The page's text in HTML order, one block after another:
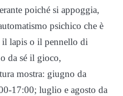
poiché si appoggia,
psichico che è
lapis o il pennello di
da sé il gioco,
mostra: giugno da
17:00; luglio e agosto da